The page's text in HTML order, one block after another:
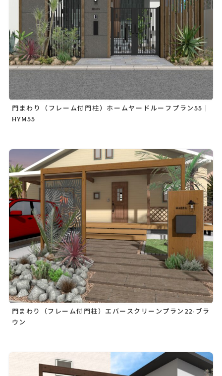
門まわり（フレーム付門柱）ホームヤードルーフプラン55｜
HYM55
門まわり（フレーム付門柱）エバースクリーンプラン22-ブラ
ウン